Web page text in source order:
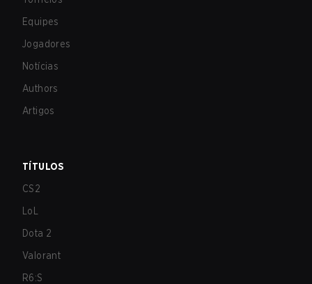
Equipes
Jogadores
Notícias
Authors
Artigos
TÍTULOS
CS2
LoL
Dota 2
Valorant
R6:S